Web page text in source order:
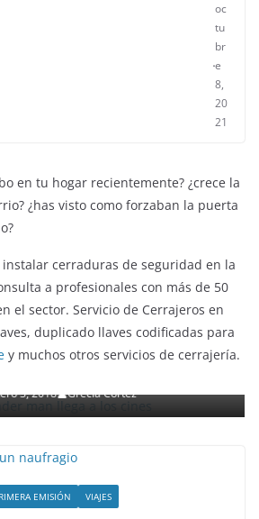
oc
tu
br
e
8,
20
21
en tu hogar recientemente? ¿crece la
¿has visto como forzaban la puerta
cerraduras de seguridad en la
a profesionales con más de 50
el sector. Servicio de Cerrajeros en
duplicado llaves codificadas para
y muchos otros servicios de cerrajería.
Y CURIOSIDADES LIBROS CINE Y TV
llega al cine y te mostramos todos
Grecia Cortez
EMISIÓN VIAJES